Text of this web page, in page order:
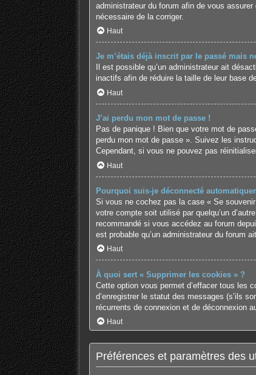
administrateur du forum afin de vous
nécessaire de la corriger.
Haut
Je m’étais déjà inscrit par le passé mais
Il est possible qu’un administrateur ait
inactifs afin de réduire la taille de leur base
Haut
J’ai perdu mon mot de passe !
Pas de panique ! Bien que votre mot de
perdu mon mot de passe ». Suivez les
Cependant, si vous ne pouvez pas
Haut
Pourquoi suis-je déconnecté
Si vous ne cochez pas la case « Se
votre compte soit utilisé par quelqu’un
recommandé si vous accédez au forum
est probable qu’un administrateur du forum
Haut
À quoi sert « Supprimer les cookies » ?
Cette option vous permet d’effacer tous les
d’enregistrer le statut des messages (s’ils
récurrents de connexion et de déconnexion
Haut
Préférences et paramètres des